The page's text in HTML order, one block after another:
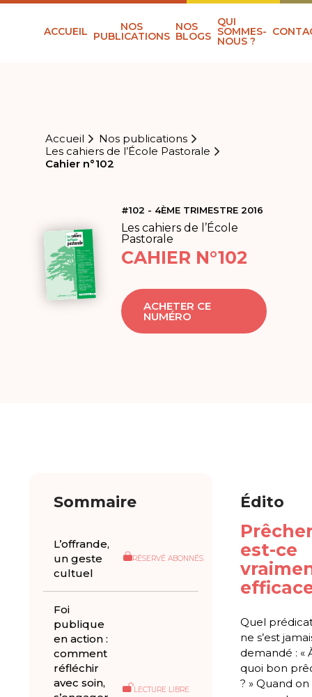
ACCUEIL NOS
PUBLICATIONS
NOS
BLOGS
QUI
SOMMES-
NOUS ?
Accueil
Nos publications
Les cahiers de l’École Pastorale
Cahier n°102
#102 - 4ÈME TRIMESTRE 2016
Les cahiers de l’École
Pastorale
CAHIER N°102
ACHETER CE
NUMÉRO
Sommaire
L’offrande,
un geste
cultuel
RÉSERVÉ ABONNÉS
Foi
publique
en action :
comment
réfléchir
avec soin,
LECTURE LIBRE
Édito
est-ce
Quel
ne s’est
demandé : «
quoi bon
? » Quand on